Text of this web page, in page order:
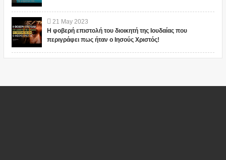
21 May 2023
Η φοβερή επιστολή του διοικητή της Ιουδαίας που
περιγράφει πως ήταν ο Ιησούς Χριστός!